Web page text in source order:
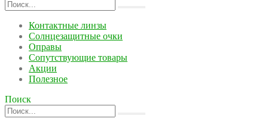
Контактные линзы
Солнцезащитные очки
Оправы
Сопутствующие товары
Акции
Полезное
Поиск